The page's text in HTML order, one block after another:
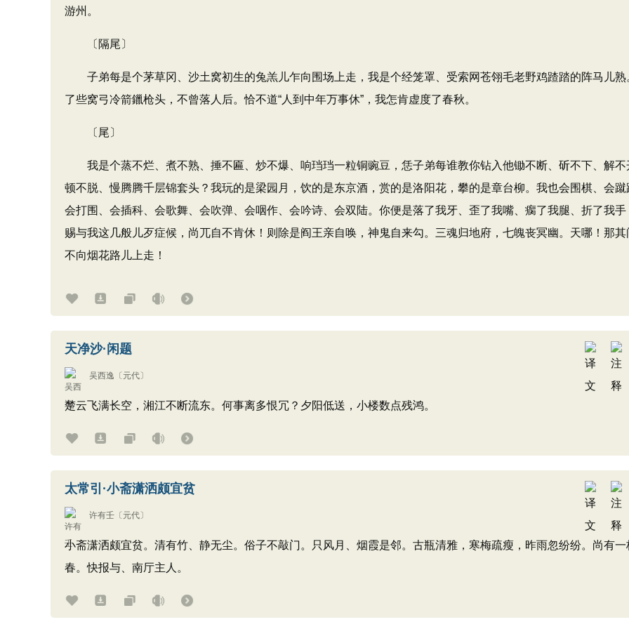
游州。
〔隔尾〕
子弟每是个茅草冈、沙土窝初生的兔羔儿乍向围场上走，我是个经笼罩、受索网苍翎毛老野鸡蹅踏的阵马儿熟
了些窝弓冷箭鑞枪头，不曾落人后。恰不道“人到中年万事休”，我怎肯虚度了春秋。
〔尾〕
我是个蒸不烂、煮不熟、捶不匾、炒不爆、响珰珰一粒铜豌豆，恁子弟每谁教你钻入他锄不断、斫不下、解不
顿不脱、慢腾腾千层锦套头？我玩的是梁园月，饮的是东京酒，赏的是洛阳花，攀的是章台柳。我也会围棋、会蹴
会打围、会插科、会歌舞、会吹弹、会咽作、会吟诗、会双陆。你便是落了我牙、歪了我嘴、瘸了我腿、折了我手
赐与我这几般儿歹症候，尚兀自不肯休！则除是阎王亲自唤，神鬼自来勾。三魂归地府，七魄丧冥幽。天哪！那其
不向烟花路儿上走！
天净沙·闲题
吴西逸 〔元代〕
楚云飞满长空，湘江不断流东。何事离多恨冗？夕阳低送，小楼数点残鸿。
太常引·小斋潇洒颇宜贫
许有壬 〔元代〕
小斋潇洒颇宜贫。清有竹、静无尘。俗子不敲门。只风月、烟霞是邻。古瓶清雅，寒梅疏瘦，昨雨忽纷纷。尚有一
春。快报与、南厅主人。